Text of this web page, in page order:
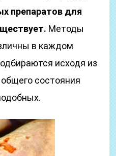
препаратов для
Методы
в каждом
исходя из
состояния